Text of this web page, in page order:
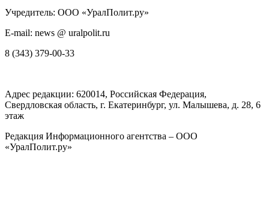
Учредитель: ООО «УралПолит.ру»
E-mail: news @ uralpolit.ru
8 (343) 379-00-33
Адрес редакции: 620014, Российская Федерация,
Свердловская область, г. Екатеринбург, ул. Малышева, д. 28, 6
этаж
Редакция Информационного агентства – ООО
«УралПолит.ру»